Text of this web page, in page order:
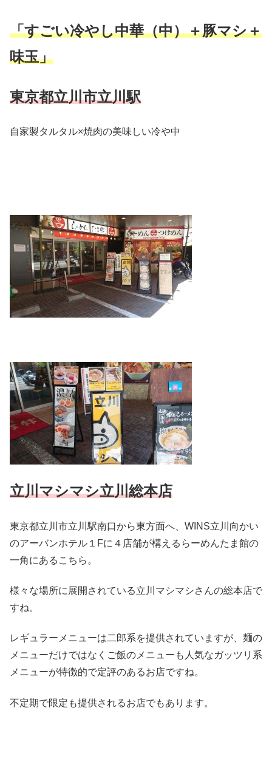
「すごい冷やし中華（中）＋豚マシ＋
味玉」
東京都立川市立川駅
自家製タルタル×焼肉の美味しい冷や中
立川マシマシ立川総本店
東京都立川市立川駅南口から東方面へ、WINS立川向かい
のアーバンホテル１Fに４店舗が構えるらーめんたま館の
一角にあるこちら。
様々な場所に展開されている立川マシマシさんの総本店で
すね。
レギュラーメニューは二郎系を提供されていますが、麺の
メニューだけではなくご飯のメニューも人気なガッツリ系
メニューが特徴的で定評のあるお店ですね。
不定期で限定も提供されるお店でもあります。